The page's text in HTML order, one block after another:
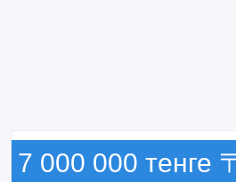
7 000 000 тенге